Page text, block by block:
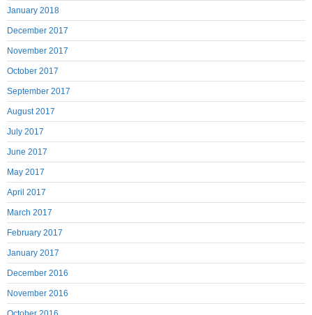
January 2018
December 2017
November 2017
October 2017
September 2017
August 2017
July 2017
June 2017
May 2017
April 2017
March 2017
February 2017
January 2017
December 2016
November 2016